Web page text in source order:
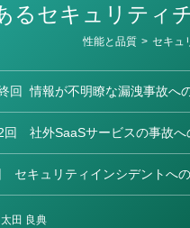
るセキュリティ
性能と品質 > セキュ
回 情報が不明瞭な漏洩事故へ
回 社外SaaSサービスの事故へ
セキュリティインシデントへ
太田 良典